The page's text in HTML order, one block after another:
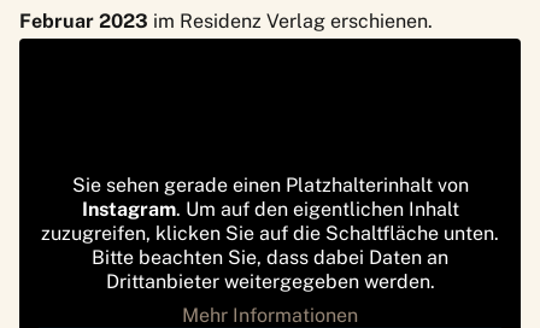
Februar 2023 im Residenz Verlag erschienen.
Sie sehen gerade einen Platzhalterinhalt von
Instagram. Um auf den eigentlichen Inhalt
zuzugreifen, klicken Sie auf die Schaltfläche unten.
Bitte beachten Sie, dass dabei Daten an
Drittanbieter weitergegeben werden.
Mehr Informationen